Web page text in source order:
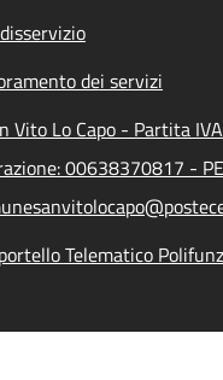
dei servizi
Vito Lo Capo - Partita IVA
00638370817 -
Telematico